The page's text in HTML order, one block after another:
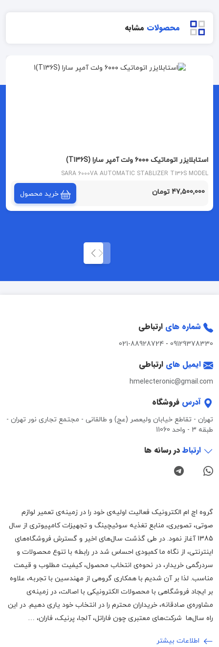
محصولات مشابه
استابلایزر اتوماتیک ۶۰۰۰ ولت آمپر سارا (T136S)
SARA 6000VA AUTOMATIC STABLIZER T136S MODEL
47,500,000 تومان خرید محصول
شماره های ارتباطی
09129378330
-
021-88928724
ایمیل های ارتباطی
hmelecteronic@gmail.com
آدرس فروشگاه
تهران - تقاطع خیابان ولیعصر (عج) و طالقانی - مجتمع تجاری نور تهران -
طبقه 3 - واحد 11060
ارتباطدر رسانه ها
گروه اچ ام الکترونیک فعالیت اولیه‌ی خود را در زمینه‌‌ی تعمیر لوازم
صوتی، تصویری، منابع تغذیه سوئیچینگ و تجهیزات کامپیوتری از سال
1385 آغاز نمود. در طی گذشت سال‌های اخیر و گسترش فروشگاه‌های
اینترنتی، از نگاه ما کمبودی احساس شد در رابطه با تنوع محصولات و
سردرگمی خریدار، در نحوه‌ی انتخاب محصول، کیفیت مطلوب و قیمت
مناسب. لذا بر آن شدیم با همکاری گروهی از مهندسین با تجربه، علاوه
بر ایجاد فروشگاهی با محصولات الکترونیکی با اصالت، در زمینه‌ی
مشاوره‌ی صادقانه، خریداران محترم را در انتخاب خود یاری دهیم. در این
راه سال‌ها شرکت‌های معتبری چون فاراتل، آلجا، پرنیک، فاران، …
اطلاعات بیشتر